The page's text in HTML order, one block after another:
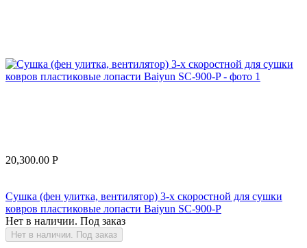
20,300.00 Р
Сушка (фен улитка, вентилятор) 3-х скоростной для сушки
ковров пластиковые лопасти Baiyun SC-900-P
Нет в наличии. Под заказ
Нет в наличии. Под заказ